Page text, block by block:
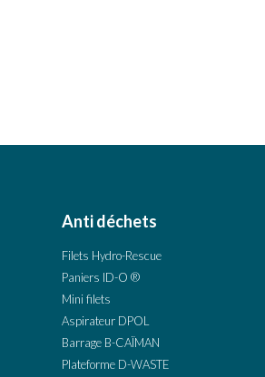
Anti déchets
Filets Hydro-Rescue
Paniers ID-O ®
Mini filets
Aspirateur DPOL
Barrage B-CAÏMAN
Plateforme D-WASTE